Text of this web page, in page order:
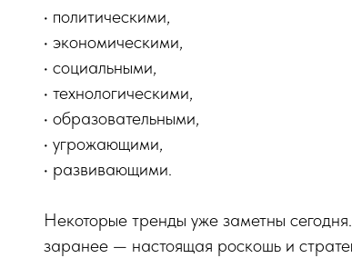
• политическими,
• экономическими,
• социальными,
• технологическими,
• образовательными,
• угрожающими,
• развивающими.
Некоторые тренды уже заметны
заранее — настоящая роскошь и